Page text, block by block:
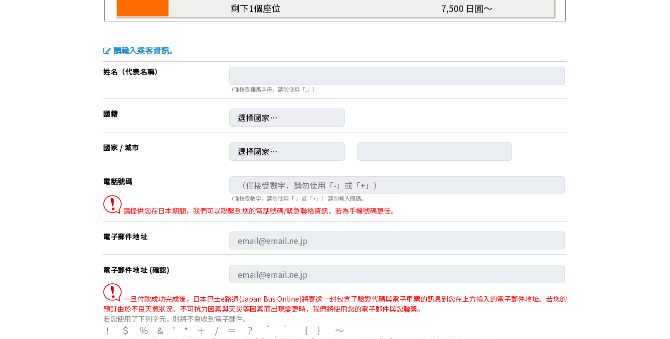
剩下1個座位
7,500 日圓～
請輸入乘客資訊。
姓名（代表名稱）
（僅接受羅馬字母，請勿使用「,」）
國籍
國家 / 城市
電話號碼
（僅接受數字，請勿使用「-」或「+」） 請勿輸入國碼。
請提供您在日本期間，我們可以聯繫到您的電話號碼/緊急聯絡資訊，若為手機號碼更佳。
電子郵件地址
電子郵件地址 (確認)
一旦付款成功完成後，日本巴士e路通(Japan Bus Online)將寄送一封包含了驗證代碼與電子車票的訊息到您在上方輸入的電子郵件地址。若您的
預訂由於不良天氣狀況、不可抗力因素與天災等因素而出現變更時，我們將使用您的電子郵件與您聯繫。
若您使用了下列字元，則將不會收到電子郵件。
！＄％&’*＋/＝？＾｀｛｝～